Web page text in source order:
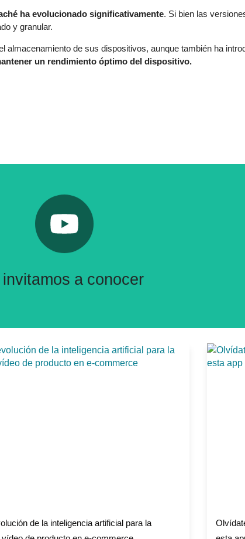
ha evolucionado significativamente. Si bien las
y granular.
de sus dispositivos, aunque también ha
un rendimiento óptimo del dispositivo.
a conocer
Pulsa aquí
de la inteligencia artificial para la